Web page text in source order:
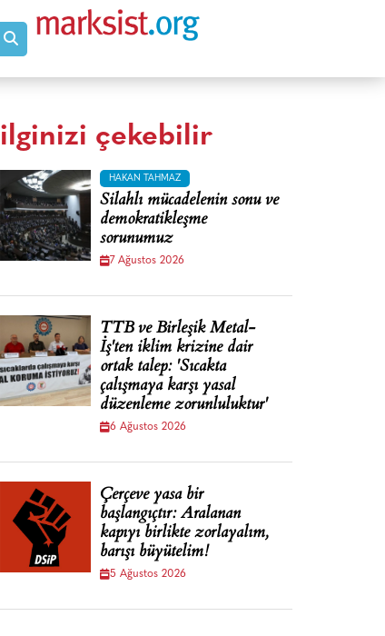
ilginizi çekebilir
HAKAN TAHMAZ
Silahlı mücadelenin sonu ve
demokratikleşme
sorunumuz
7 Ağustos 2026
TTB ve Birleşik Metal-
İş'ten iklim krizine dair
ortak talep: 'Sıcakta
çalışmaya karşı yasal
düzenleme zorunluluktur'
6 Ağustos 2026
Çerçeve yasa bir
başlangıçtır: Aralanan
kapıyı birlikte zorlayalım,
barışı büyütelim!
5 Ağustos 2026